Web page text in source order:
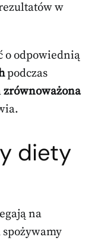
w
o odpowiednią
podczas
zrównoważona
diety
na